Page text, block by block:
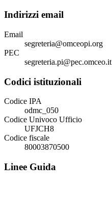
Indirizzi email
Email
segreteria@omceopi.org
PEC
segreteria.pi@pec.omceo.it
Codici istituzionali
Codice IPA
odmc_050
Codice Univoco Ufficio
UFJCH8
Codice fiscale
80003870500
Linee Guida